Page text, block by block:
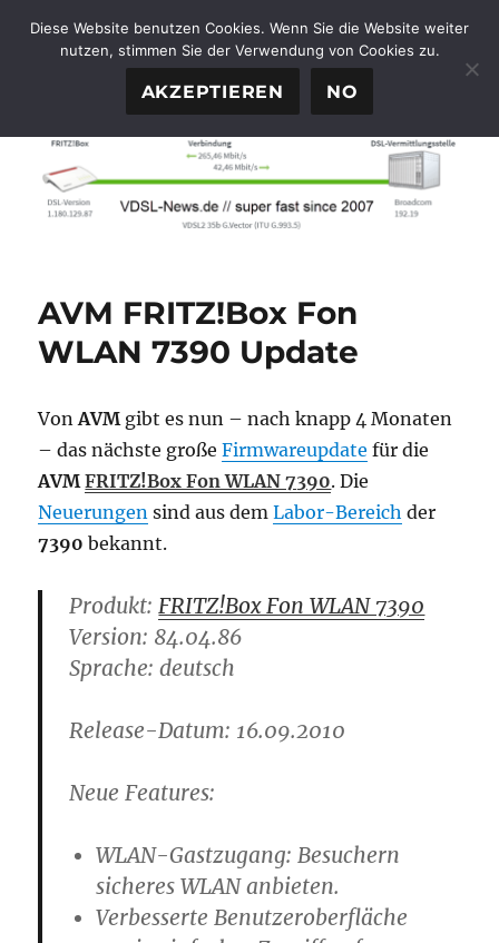
FTTH-News.de
AVM FRITZ!Box Fon
WLAN 7390 Update
VonAVM gibt es nun – nach knapp 4 Monaten
– das nächste großeFirmwareupdate für die
AVMFRITZ!Box Fon WLAN 7390. Die
Neuerungen sind aus demLabor-Bereich der
7390 bekannt.
Produkt:FRITZ!Box Fon WLAN 7390
Version: 84.04.86
Sprache: deutsch
Release-Datum: 16.09.2010
Neue Features:
WLAN-Gastzugang: Besuchern
sicheres WLAN anbieten.
Verbesserte Benutzeroberfläche
Diese Website benutzen Cookies. Wenn Sie die Website weiter
nutzen, stimmen Sie der Verwendung von Cookies zu.
AKZEPTIEREN NO